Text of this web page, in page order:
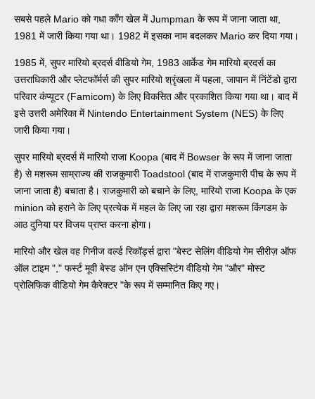
सबसे पहले Mario को गधा काँग खेल में Jumpman के रूप में जाना जाता था,
1981 में जारी किया गया था। 1982 में इसका नाम बदलकर Mario कर दिया गया।
1985 में, सुपर मारियो ब्रदर्स वीडियो गेम, 1983 आर्केड गेम मारियो ब्रदर्स का
उत्तराधिकारी और प्लेटफॉर्मर्स की सुपर मारियो श्रृंखला में पहला, जापान में निंटेंडो द्वारा
परिवार कंप्यूटर (Famicom) के लिए विकसित और प्रकाशित किया गया था। बाद में
इसे उत्तरी अमेरिका में Nintendo Entertainment System (NES) के लिए
जारी किया गया।
सुपर मारियो ब्रदर्स में मारियो राजा Koopa (बाद में Bowser के रूप में जाना जाता
है) से मशरूम साम्राज्य की राजकुमारी Toadstool (बाद में राजकुमारी पीच के रूप में
जाना जाता है) बचाता है। राजकुमारी को बचाने के लिए, मारियो राजा Koopa के एक
minion को हराने के लिए प्रत्येक में महल के लिए जा रहा द्वारा मशरूम किंगडम के
आठ दुनिया पर विजय प्राप्त करना होगा।
मारियो और खेल वह गिनीज वर्ल्ड रिकॉर्ड्स द्वारा "बेस्ट सेलिंग वीडियो गेम सीरीज़ ऑफ
ऑल टाइम "," फर्स्ट मूवी बेस्ड ऑन एन एक्सिस्टिंग वीडियो गेम "और" मोस्ट
प्रोलिफिक वीडियो गेम कैरेक्टर "के रूप में सम्मानित किए गए।